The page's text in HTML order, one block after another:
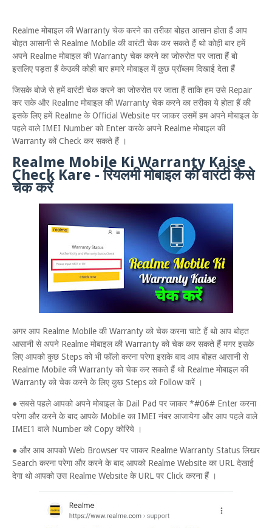
Realme मोबाइल की Warranty चेक करने का तरीका बोहत आसान होता हैं आप
बोहत आसानी से Realme Mobile की वारंटी चेक कर सकते हैं थो कोही बार हमें
अपने Realme मोबाइल की Warranty चेक करने का जोरुरोत पर जाता हैं बो
इसलिए पड़ता हैं केउकी कोही बार हमारे मोबाइल में कुछ प्रॉब्लम दिखाई देता हैं
जिसके बोजे से हमें वारंटी चेक करने का जोरुरोत पर जाता हैं ताकि हम उसे Repair
कर सके और Realme मोबाइल की Warranty चेक करने का तरीका ये होता हैं की
इसके लिए हमें Realme के Official Website पर जाकर उसमें हम अपने मोबाइल के
पहले वाले IMEI Number को Enter करके अपने Realme मोबाइल की
Warranty को Check कर सकते हैं ।
Realme Mobile Ki Warranty Kaise
Check Kare - रियलमी मोबाइल की वारंटी कैसे
चेक करें
अगर आप Realme Mobile की Warranty को चेक करना चाटे हैं थो आप बोहत
आसानी से अपने Realme मोबाइल की Warranty को चेक कर सकते हैं मगर इसके
लिए आपको कुछ Steps को भी फॉलो करना परेगा इसके बाद आप बोहत आसानी से
Realme Mobile की Warranty को चेक कर सकते हैं थो Realme मोबाइल की
Warranty को चेक करने के लिए कुछ Steps को Follow करें ।
● सबसे पहले आपको अपने मोबाइल के Dail Pad पर जाकर *#06# Enter करना
परेगा और करने के बाद आपके Mobile का IMEI नंबर आजायेगा और आप पहले वाले
IMEI1 वाले Number को Copy कोरिये ।
● और आब आपको Web Browser पर जाकर Realme Warranty Status लिखर
Search करना परेगा और करने के बाद आपको Realme Website का URL देखाई
देगा थो आपको उस Realme Website के URL पर Click करना हैं ।